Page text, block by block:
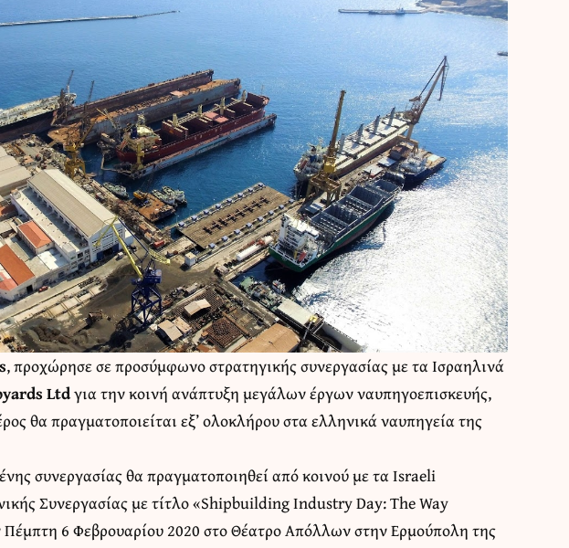
, προχώρησε σε προσύμφωνο στρατηγικής συνεργασίας με τα Ισραηλινά
Ltdγια την κοινή ανάπτυξη μεγάλων έργων ναυπηγοεπισκευής,
θα πραγματοποιείται εξ’ ολοκλήρου στα ελληνικά ναυπηγεία της
συνεργασίας θα πραγματοποιηθεί από κοινού με τα Israeli
Συνεργασίας με τίτλο «Shipbuilding Industry Day: The Way
6 Φεβρουαρίου 2020 στο Θέατρο Απόλλων στην Ερμούπολη της